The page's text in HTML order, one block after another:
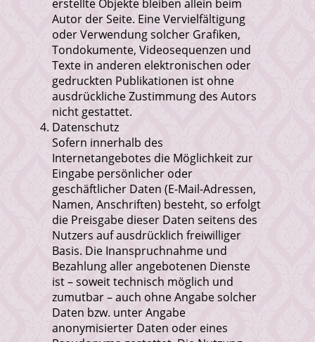
erstellte Objekte bleiben allein beim
Autor der Seite. Eine Vervielfältigung
oder Verwendung solcher Grafiken,
Tondokumente, Videosequenzen und
Texte in anderen elektronischen oder
gedruckten Publikationen ist ohne
ausdrückliche Zustimmung des Autors
nicht gestattet.
Datenschutz
Sofern innerhalb des
Internetangebotes die Möglichkeit zur
Eingabe persönlicher oder
geschäftlicher Daten (E-Mail-Adressen,
Namen, Anschriften) besteht, so erfolgt
die Preisgabe dieser Daten seitens des
Nutzers auf ausdrücklich freiwilliger
Basis. Die Inanspruchnahme und
Bezahlung aller angebotenen Dienste
ist – soweit technisch möglich und
zumutbar – auch ohne Angabe solcher
Daten bzw. unter Angabe
anonymisierter Daten oder eines